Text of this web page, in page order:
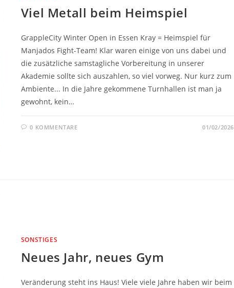
Viel Metall beim Heimspiel
GrappleCity Winter Open in Essen Kray = Heimspiel für
Manjados Fight-Team! Klar waren einige von uns dabei und
die zusätzliche samstagliche Vorbereitung in unserer
Akademie sollte sich auszahlen, so viel vorweg. Nur kurz zum
Ambiente... In die Jahre gekommene Turnhallen ist man ja
gewohnt, kein…
0 KOMMENTARE 01/02/2026
SONSTIGES
Neues Jahr, neues Gym
Veränderung steht ins Haus! Viele viele Jahre haben wir beim